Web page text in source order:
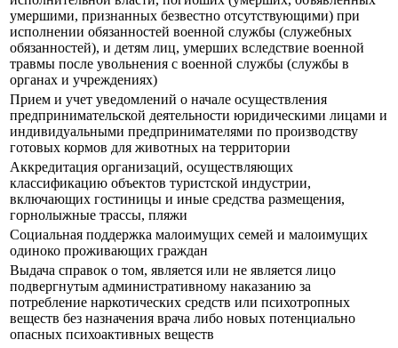
умершими, признанных безвестно отсутствующими) при
исполнении обязанностей военной службы (служебных
обязанностей), и детям лиц, умерших вследствие военной
травмы после увольнения с военной службы (службы в
органах и учреждениях)
Прием и учет уведомлений о начале осуществления
предпринимательской деятельности юридическими лицами и
индивидуальными предпринимателями по производству
готовых кормов для животных на территории
Аккредитация организаций, осуществляющих
классификацию объектов туристской индустрии,
включающих гостиницы и иные средства размещения,
горнолыжные трассы, пляжи
Социальная поддержка малоимущих семей и малоимущих
одиноко проживающих граждан
Выдача справок о том, является или не является лицо
подвергнутым административному наказанию за
потребление наркотических средств или психотропных
веществ без назначения врача либо новых потенциально
опасных психоактивных веществ